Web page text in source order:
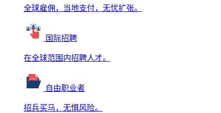
全球雇佣，当地支付，无忧扩张。
国际招聘
在全球范围内招聘人才。
自由职业者
招兵买马，无惧风险。